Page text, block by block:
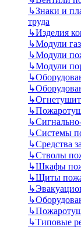
↳Знаки и
труда
↳Изделия
↳Модули
↳Модули
↳Модули
↳
↳
↳
↳
↳
↳Системы
↳Средства
↳Стволы
↳Шкафы
↳Щиты
↳
↳
↳
↳Типовые